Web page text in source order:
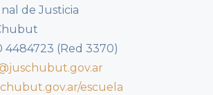
de Justicia
4484723 (Red 3370)
escuela